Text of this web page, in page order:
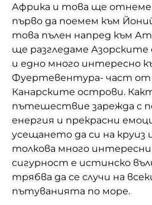
Африка и това ще отнеме
първо да поемем към
това пълен напред към
ще разгледаме
и едно много интересно
Фуертевентура- част от
Канарските острови.
пътешествие зарежда с
енергия и прекрасни
усещането да си на круиз
толкова много
сигурност е истинско
трябва да се случи на
пътуванията по море.